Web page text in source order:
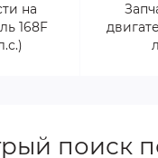
на
168F
поиск